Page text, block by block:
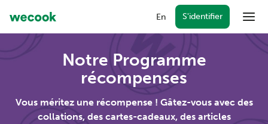
En S'identifier
Forfaits
WeCook ensemble
Récompenses
Notre Programme
récompenses
Vous méritez une récompense ! Gâtez-vous avec des
collations, des cartes-cadeaux, des articles